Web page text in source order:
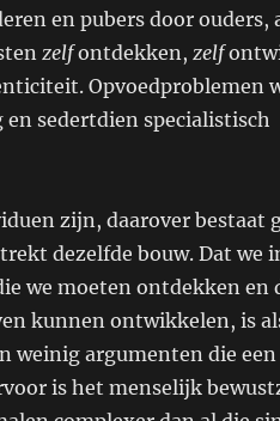
en pubers door ouders,
zelfontdekken, zelf
Opvoedproblemen
sedertdien specialistisch
zijn, daarover bestaat
dezelfde bouw. Dat we
we moeten ontdekken en
kunnen ontwikkelen, is
weinig argumenten die
is het menselijk